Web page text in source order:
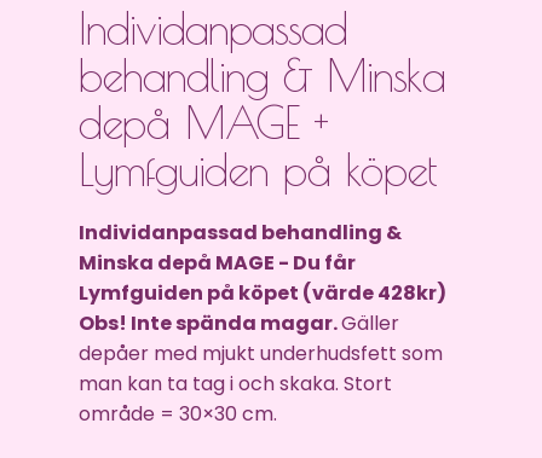
Individanpassad
behandling & Minska
depå MAGE +
Lymfguiden på köpet
Individanpassad behandling &
Minska depå MAGE - Du får
Lymfguiden på köpet (värde 428kr)
Obs! Inte spända magar.Gäller
depåer med mjukt underhudsfett som
man kan ta tag i och skaka. Stort
område = 30×30 cm.